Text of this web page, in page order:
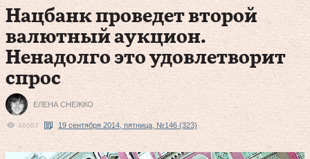
Нацбанк проведет второй
валютный аукцион.
Ненадолго это удовлетворит
спрос
ЕЛЕНА СНЕЖКО
46087 19 сентября 2014, пятница, №146 (323)